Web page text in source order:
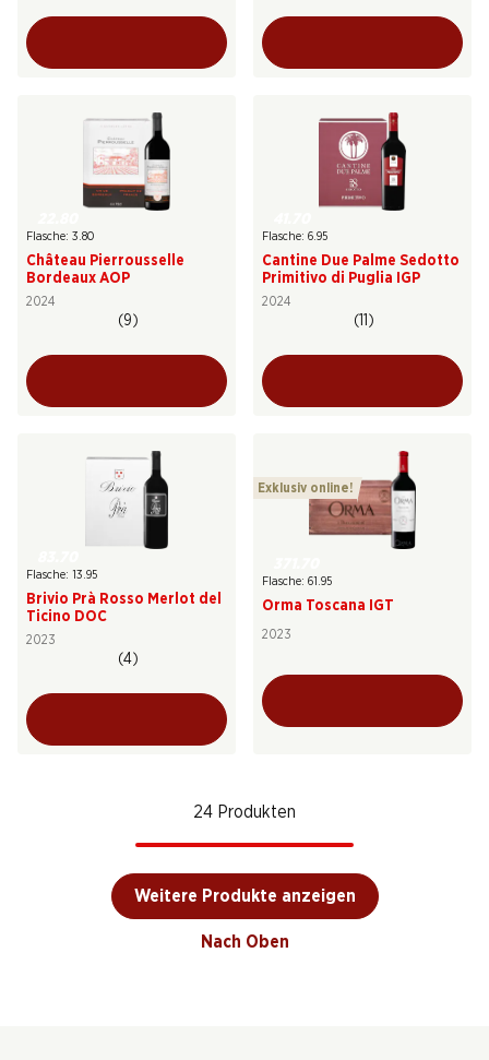
Flasche: 3.80
Château Pierrousselle
Bordeaux AOP
2024
(9)
Flasche: 6.95
Cantine Due Palme Sedotto
Primitivo di Puglia IGP
2024
(11)
Flasche: 13.95
Brivio Prà Rosso Merlot del
Ticino DOC
2023
(4)
Exklusiv online!
Flasche: 61.95
Orma Toscana IGT
2023
24 Produkten
Weitere Produkte anzeigen
Nach Oben